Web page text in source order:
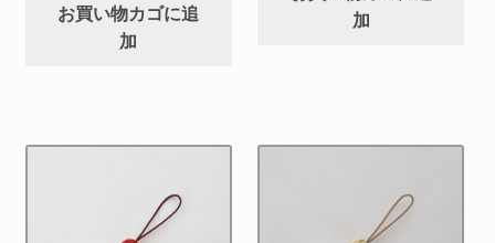
お買い物カゴに追
加
加